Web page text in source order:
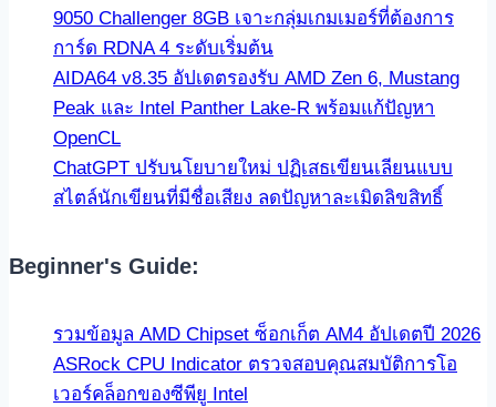
9050 Challenger 8GB เจาะกลุ่มเกมเมอร์ที่ต้องการ
การ์ด RDNA 4 ระดับเริ่มต้น
AIDA64 v8.35 อัปเดตรองรับ AMD Zen 6, Mustang
Peak และ Intel Panther Lake-R พร้อมแก้ปัญหา
OpenCL
ChatGPT ปรับนโยบายใหม่ ปฏิเสธเขียนเลียนแบบ
สไตล์นักเขียนที่มีชื่อเสียง ลดปัญหาละเมิดลิขสิทธิ์
Beginner's Guide:
รวมข้อมูล AMD Chipset ซ็อกเก็ต AM4 อัปเดตปี 2026
ASRock CPU Indicator ตรวจสอบคุณสมบัติการโอ
เวอร์คล็อกของซีพียู Intel